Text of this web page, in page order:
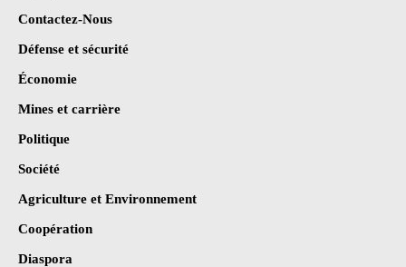
Contactez-Nous
Défense et sécurité
Économie
Mines et carrière
Politique
Société
Agriculture et Environnement
Coopération
Diaspora